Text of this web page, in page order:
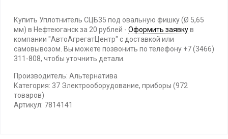
Купить Уплотнитель СЦБ35 под овальную фишку (Ø 5,65
мм) в Нефтеюганск за 20 рублей - Оформить заявкув
компании "АвтоАгрегатЦентр" с доставкой или
самовывозом. Вы можете позвонить по телефону +7 (3466)
311-808, чтобы уточнить детали.
Производитель: Альтернатива
Категория: 37 Электрооборудование, приборы (972
товаров)
Артикул: 7814141